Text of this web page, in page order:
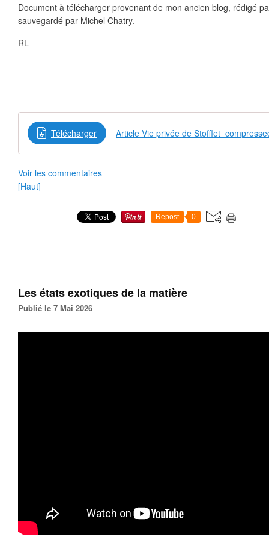
Document à télécharger provenant de mon ancien blog, rédigé
sauvegardé par Michel Chatry.
RL
Télécharger Article Vie privée de
Voir les commentaires
[Haut]
Repost 0
Les états exotiques de la matière
Publié le 7 Mai 2026